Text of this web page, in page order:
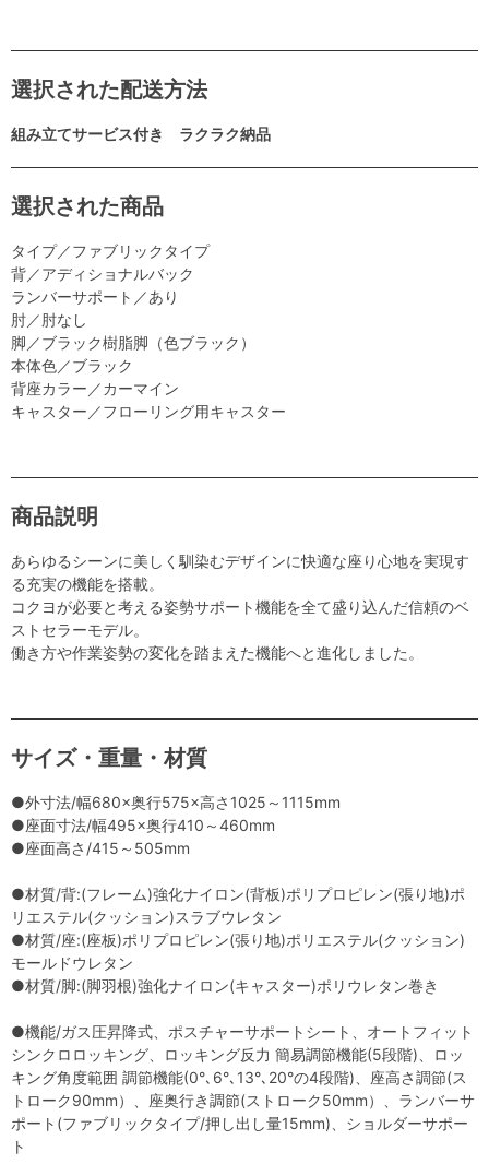
選択された配送方法
組み立てサービス付き ラクラク納品
選択された商品
タイプ／ファブリックタイプ
背／アディショナルバック
ランバーサポート／あり
肘／肘なし
脚／ブラック樹脂脚（色ブラック）
本体色／ブラック
背座カラー／カーマイン
キャスター／フローリング用キャスター
商品説明
あらゆるシーンに美しく馴染むデザインに快適な座り心地を実現す
る充実の機能を搭載。
コクヨが必要と考える姿勢サポート機能を全て盛り込んだ信頼のベ
ストセラーモデル。
働き方や作業姿勢の変化を踏まえた機能へと進化しました。
サイズ・重量・材質
●外寸法/幅680×奥行575×高さ1025～1115mm
●座面寸法/幅495×奥行410～460mm
●座面高さ/415～505mm
●材質/背:(フレーム)強化ナイロン(背板)ポリプロピレン(張り地)ポ
リエステル(クッション)スラブウレタン
●材質/座:(座板)ポリプロピレン(張り地)ポリエステル(クッション)
モールドウレタン
●材質/脚:(脚羽根)強化ナイロン(キャスター)ポリウレタン巻き
●機能/ガス圧昇降式、ポスチャーサポートシート、オートフィット
シンクロロッキング、ロッキング反力 簡易調節機能(5段階)、ロッ
キング角度範囲 調節機能(0°､6°､13°､20°の4段階)、座高さ調節(ス
トローク90mm）、座奥行き調節(ストローク50mm）、ランバーサ
ポート(ファブリックタイプ/押し出し量15mm)、ショルダーサポー
ト